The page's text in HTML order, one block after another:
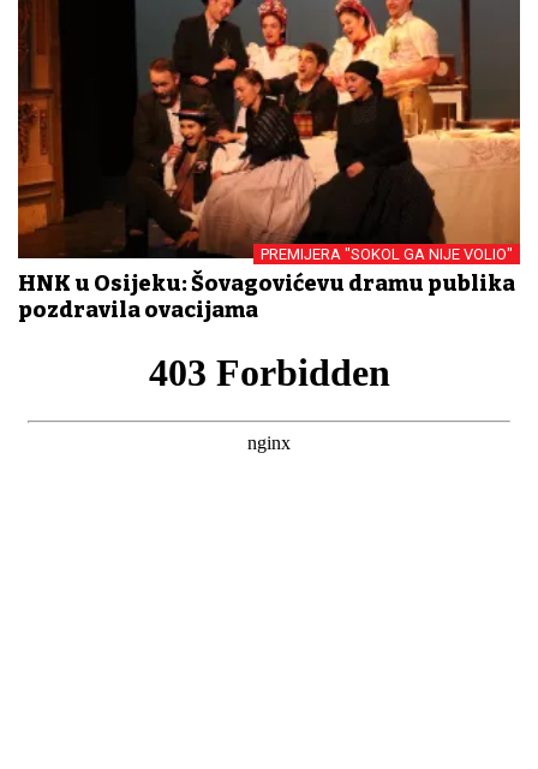
PREMIJERA "SOKOL GA NIJE VOLIO"
HNK u Osijeku: Šovagovićevu dramu publika
pozdravila ovacijama